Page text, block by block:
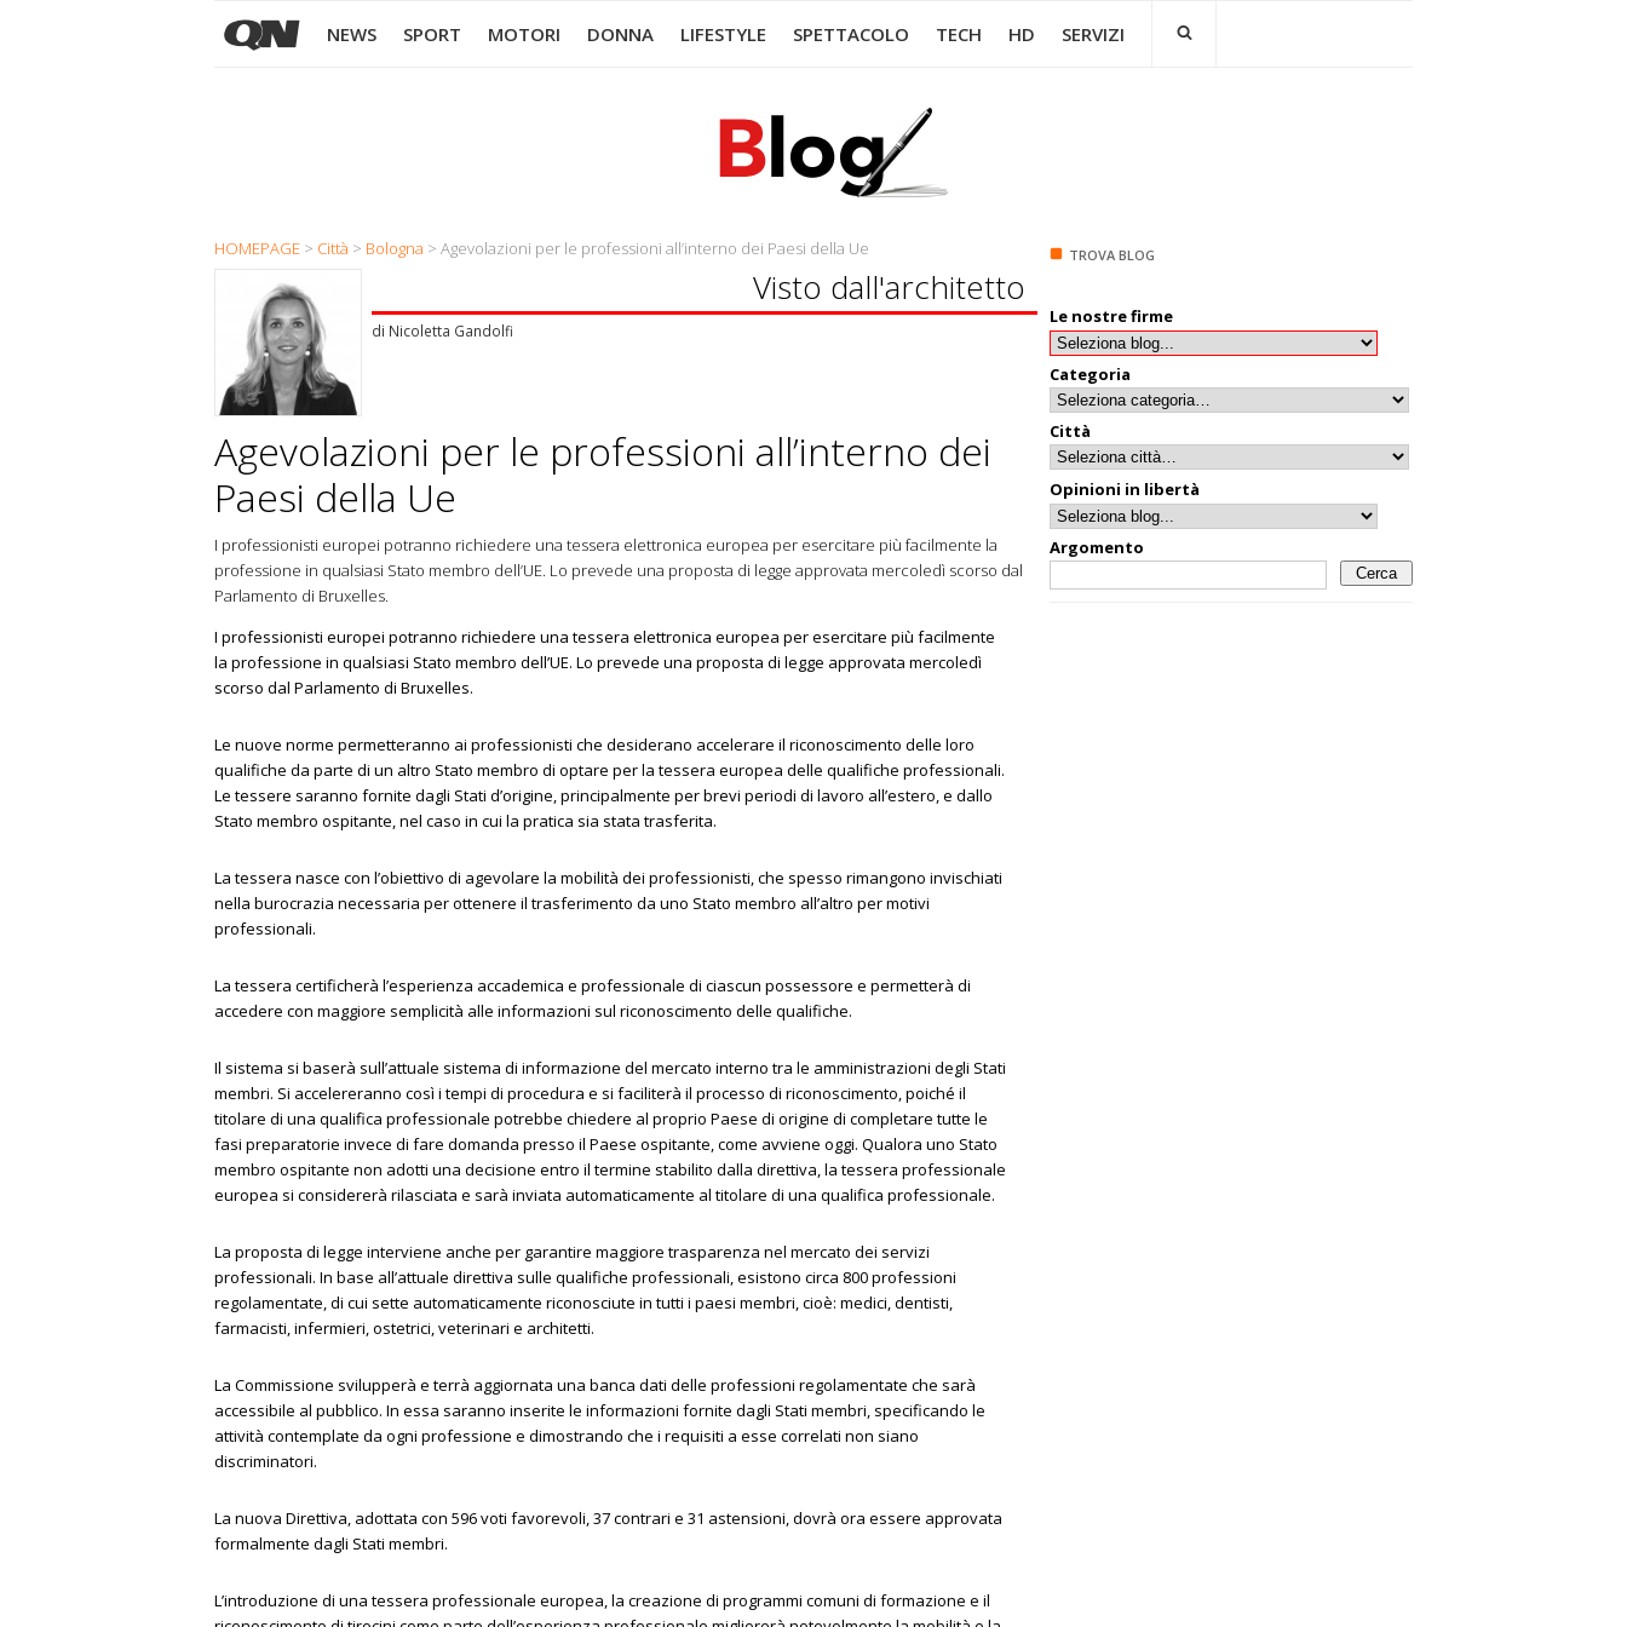
NEWS SPORT MOTORI DONNA LIFESTYLE SPETTACOLO TECH HD SERVIZI
HOMEPAGE > Città > Bologna > Agevolazioni per le professioni all’interno dei Paesi della Ue
Visto dall'architetto
di Nicoletta Gandolfi
Agevolazioni per le professioni all’interno dei
Paesi della Ue
I professionisti europei potranno richiedere una tessera elettronica europea per esercitare più facilmente la
professione in qualsiasi Stato membro dell’UE. Lo prevede una proposta di legge approvata mercoledì scorso dal
Parlamento di Bruxelles.
I professionisti europei potranno richiedere una tessera elettronica europea per esercitare più facilmente
la professione in qualsiasi Stato membro dell’UE. Lo prevede una proposta di legge approvata mercoledì
scorso dal Parlamento di Bruxelles.
Le nuove norme permetteranno ai professionisti che desiderano accelerare il riconoscimento delle loro
qualifiche da parte di un altro Stato membro di optare per la tessera europea delle qualifiche professionali.
Le tessere saranno fornite dagli Stati d’origine, principalmente per brevi periodi di lavoro all’estero, e dallo
Stato membro ospitante, nel caso in cui la pratica sia stata trasferita.
La tessera nasce con l’obiettivo di agevolare la mobilità dei professionisti, che spesso rimangono invischiati
nella burocrazia necessaria per ottenere il trasferimento da uno Stato membro all’altro per motivi
professionali.
La tessera certificherà l’esperienza accademica e professionale di ciascun possessore e permetterà di
accedere con maggiore semplicità alle informazioni sul riconoscimento delle qualifiche.
Il sistema si baserà sull’attuale sistema di informazione del mercato interno tra le amministrazioni degli Stati
membri. Si accelereranno così i tempi di procedura e si faciliterà il processo di riconoscimento, poiché il
titolare di una qualifica professionale potrebbe chiedere al proprio Paese di origine di completare tutte le
fasi preparatorie invece di fare domanda presso il Paese ospitante, come avviene oggi. Qualora uno Stato
membro ospitante non adotti una decisione entro il termine stabilito dalla direttiva, la tessera professionale
europea si considererà rilasciata e sarà inviata automaticamente al titolare di una qualifica professionale.
La proposta di legge interviene anche per garantire maggiore trasparenza nel mercato dei servizi
professionali. In base all’attuale direttiva sulle qualifiche professionali, esistono circa 800 professioni
regolamentate, di cui sette automaticamente riconosciute in tutti i paesi membri, cioè: medici, dentisti,
farmacisti, infermieri, ostetrici, veterinari e architetti.
La Commissione svilupperà e terrà aggiornata una banca dati delle professioni regolamentate che sarà
accessibile al pubblico. In essa saranno inserite le informazioni fornite dagli Stati membri, specificando le
attività contemplate da ogni professione e dimostrando che i requisiti a esse correlati non siano
discriminatori.
La nuova Direttiva, adottata con 596 voti favorevoli, 37 contrari e 31 astensioni, dovrà ora essere approvata
formalmente dagli Stati membri.
L’introduzione di una tessera professionale europea, la creazione di programmi comuni di formazione e il
TROVA BLOG
Le nostre firme
Categoria
Città
Opinioni in libertà
Argomento
Cerca